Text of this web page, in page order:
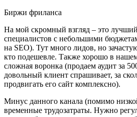
Биржи фриланса
На мой скромный взгляд – это
специалистов с небольшими
на SEO). Тут много лидов, но
кто подешевле. Также хорошо в нашем
сложная воронка (продаем аудит за
довольный клиент спрашивает, за
продвигать его сайт комплексно).
Минус данного канала (помимо
временные трудозатраты. Нужно